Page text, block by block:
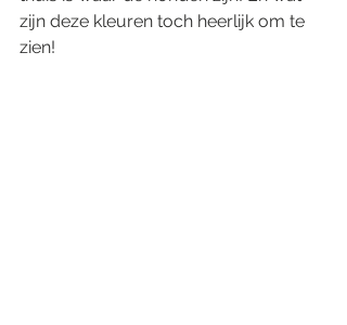
zijn deze kleuren toch heerlijk om te
zien!